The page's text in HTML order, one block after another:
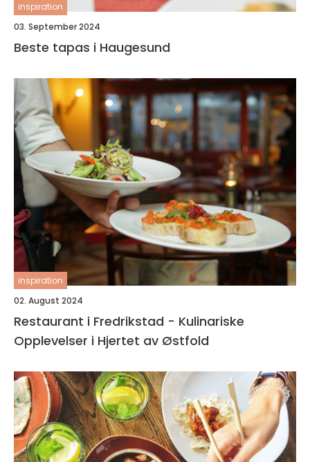
inspiration
03. September 2024
Beste tapas i Haugesund
inspiration
02. August 2024
Restaurant i Fredrikstad - Kulinariske
Opplevelser i Hjertet av Østfold